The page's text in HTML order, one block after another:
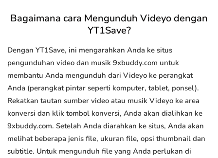
Bagaimana cara Mengunduh Videyo dengan
YT1Save?
Dengan YT1Save, ini mengarahkan Anda ke situs
pengunduhan video dan musik 9xbuddy.com untuk
membantu Anda mengunduh dari Videyo ke perangkat
Anda (perangkat pintar seperti komputer, tablet, ponsel).
Rekatkan tautan sumber video atau musik Videyo ke area
konversi dan klik tombol konversi, Anda akan dialihkan ke
9xbuddy.com. Setelah Anda diarahkan ke situs, Anda akan
melihat beberapa jenis file, ukuran file, opsi thumbnail dan
subtitle. Untuk mengunduh file yang Anda perlukan di